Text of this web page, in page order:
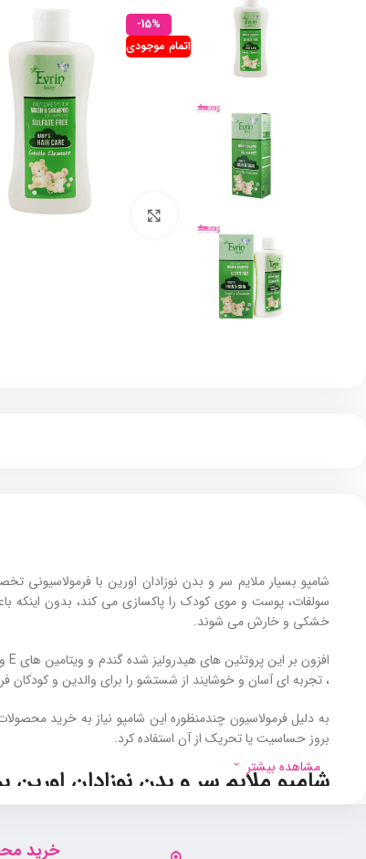
-15%
اتمام موجودی
بزرگنمایی تصویر
شامپو بسیار ملایم سر و بدن نوزادان اورین با
سولفات، پوست و موی کودک را پاکسازی می ‌کند، بدون
خشکی و خارش می شوند.
، تجربه ‌ای آسان و خوشایند از شستشو را برای والدین و کودکان
به دلیل فرمولاسیون چندمنظوره این شامپو نیاز به خرید
بروز حساسیت یا تحریک از آن استفاده کرد.
شامپو ملایم سر و بدن نوزادان
مشاهده بیشتر
خرید